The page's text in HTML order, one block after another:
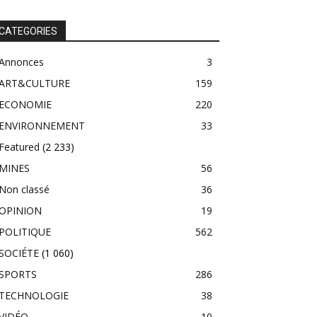
3
159
220
33
(2 233)
56
classé
36
19
562
(1 060)
286
38